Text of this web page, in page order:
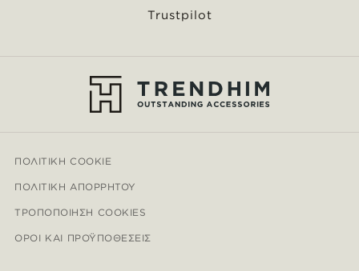
Trustpilot
ΠΟΛΙΤΙΚΉ COOKIE
ΠΟΛΙΤΙΚΉ ΑΠΟΡΡΉΤΟΥ
ΤΡΟΠΟΠΟΊΗΣΗ COOKIES
ΌΡΟΙ ΚΑΙ ΠΡΟΫΠΟΘΈΣΕΙΣ